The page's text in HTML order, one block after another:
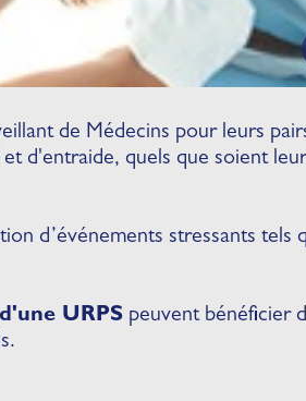
de Médecins pour leurs
d'entraide, quels que soient
d’événements stressants tels
URPS peuvent bénéficier